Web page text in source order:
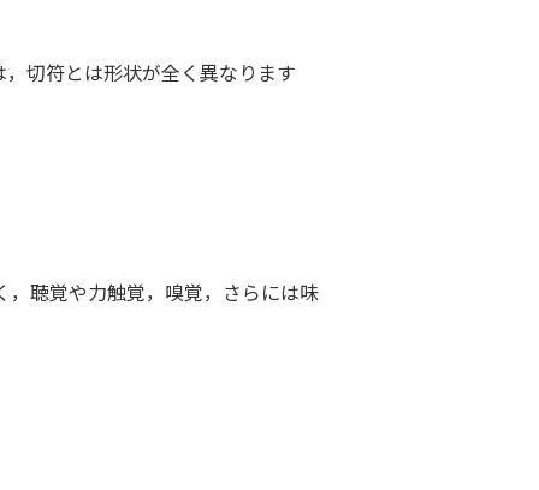
切符とは形状が全く異なります
聴覚や力触覚，嗅覚，さらには味